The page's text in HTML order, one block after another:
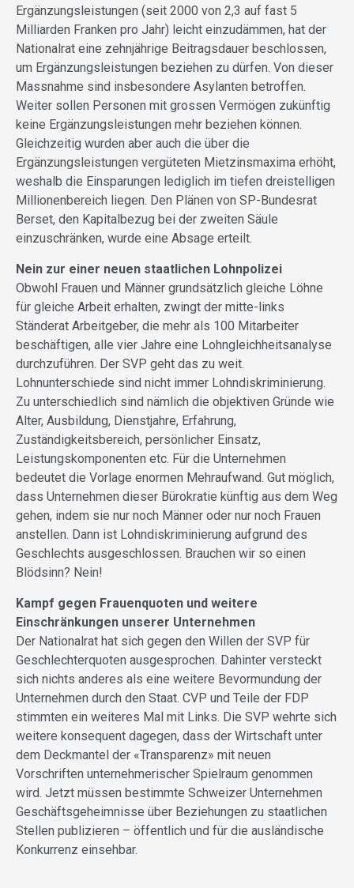
Ergänzungsleistungen (seit 2000 von 2,3 auf fast 5
Milliarden Franken pro Jahr) leicht einzudämmen, hat der
Nationalrat eine zehnjährige Beitragsdauer beschlossen,
um Ergänzungsleistungen beziehen zu dürfen. Von dieser
Massnahme sind insbesondere Asylanten betroffen.
Weiter sollen Personen mit grossen Vermögen zukünftig
keine Ergänzungsleistungen mehr beziehen können.
Gleichzeitig wurden aber auch die über die
Ergänzungsleistungen vergüteten Mietzinsmaxima erhöht,
weshalb die Einsparungen lediglich im tiefen dreistelligen
Millionenbereich liegen. Den Plänen von SP-Bundesrat
Berset, den Kapitalbezug bei der zweiten Säule
einzuschränken, wurde eine Absage erteilt.
Nein zur einer neuen staatlichen Lohnpolizei
Obwohl Frauen und Männer grundsätzlich gleiche Löhne
für gleiche Arbeit erhalten, zwingt der mitte-links
Ständerat Arbeitgeber, die mehr als 100 Mitarbeiter
beschäftigen, alle vier Jahre eine Lohngleichheitsanalyse
durchzuführen. Der SVP geht das zu weit.
Lohnunterschiede sind nicht immer Lohndiskriminierung.
Zu unterschiedlich sind nämlich die objektiven Gründe wie
Alter, Ausbildung, Dienstjahre, Erfahrung,
Zuständigkeitsbereich, persönlicher Einsatz,
Leistungskomponenten etc. Für die Unternehmen
bedeutet die Vorlage enormen Mehraufwand. Gut möglich,
dass Unternehmen dieser Bürokratie künftig aus dem Weg
gehen, indem sie nur noch Männer oder nur noch Frauen
anstellen. Dann ist Lohndiskriminierung aufgrund des
Geschlechts ausgeschlossen. Brauchen wir so einen
Blödsinn? Nein!
Kampf gegen Frauenquoten und weitere
Einschränkungen unserer Unternehmen
Der Nationalrat hat sich gegen den Willen der SVP für
Geschlechterquoten ausgesprochen. Dahinter versteckt
sich nichts anderes als eine weitere Bevormundung der
Unternehmen durch den Staat. CVP und Teile der FDP
stimmten ein weiteres Mal mit Links. Die SVP wehrte sich
weitere konsequent dagegen, dass der Wirtschaft unter
dem Deckmantel der «Transparenz» mit neuen
Vorschriften unternehmerischer Spielraum genommen
wird. Jetzt müssen bestimmte Schweizer Unternehmen
Geschäftsgeheimnisse über Beziehungen zu staatlichen
Stellen publizieren – öffentlich und für die ausländische
Konkurrenz einsehbar.